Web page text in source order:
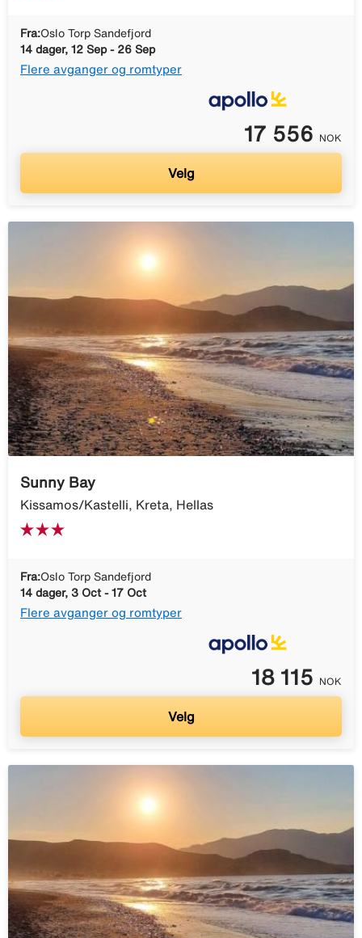
Fra:Oslo Torp Sandefjord
14 dager, 12 Sep - 26 Sep
Flere avganger og romtyper
17 556 NOK
Velg
Sunny Bay
Kissamos/Kastelli, Kreta, Hellas
Fra:Oslo Torp Sandefjord
14 dager, 3 Oct - 17 Oct
Flere avganger og romtyper
18 115 NOK
Velg